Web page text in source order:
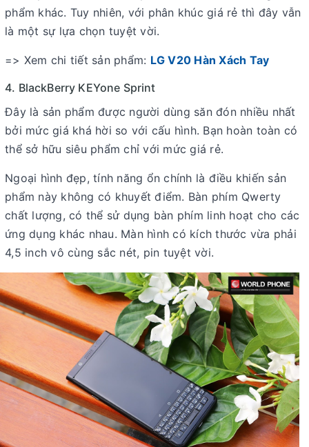
phẩm khác. Tuy nhiên, với phân khúc giá rẻ thì đây vẫn
là một sự lựa chọn tuyệt vời.
=> Xem chi tiết sản phẩm: LG V20 Hàn Xách Tay
4. BlackBerry KEYone Sprint
Đây là sản phẩm được người dùng săn đón nhiều nhất
bởi mức giá khá hời so với cấu hình. Bạn hoàn toàn có
thể sở hữu siêu phẩm chỉ với mức giá rẻ.
Ngoại hình đẹp, tính năng ổn chính là điều khiến sản
phẩm này không có khuyết điểm. Bàn phím Qwerty
chất lượng, có thể sử dụng bàn phím linh hoạt cho các
ứng dụng khác nhau. Màn hình có kích thước vừa phải
4,5 inch vô cùng sắc nét, pin tuyệt vời.